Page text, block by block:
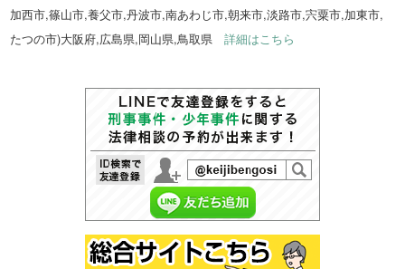
加西市,篠山市,養父市,丹波市,南あわじ市,朝来市,淡路市,宍粟市,加東市,
たつの市)大阪府,広島県,岡山県,鳥取県詳細はこちら